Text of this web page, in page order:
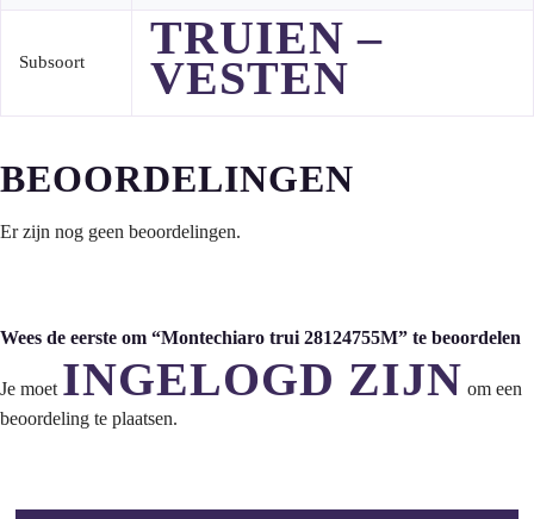
Subsoort TRUIEN –
VESTEN
BEOORDELINGEN
Er zijn nog geen beoordelingen.
Wees de eerste om “Montechiaro trui 28124755M” te beoordelen
Je moet INGELOGD ZIJN om een
beoordeling te plaatsen.